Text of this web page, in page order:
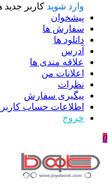
وارد شوید کاربر جدید
پیشخوان
سفارش ها
دانلود ها
آدرس
علاقه مندی ها
اعلانات من
نظرات
پیگیری سفارش
اطلاعات حساب
خروج
0